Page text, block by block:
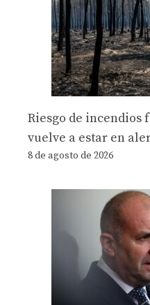
Riesgo de incendios
vuelve a estar en
8 de agosto de 2026